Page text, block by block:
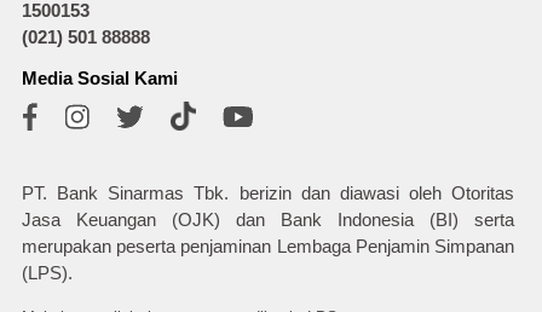
1500153
(021) 501 88888
Media Sosial Kami
PT. Bank Sinarmas Tbk. berizin dan diawasi oleh Otoritas
Jasa Keuangan (OJK) dan Bank Indonesia (BI) serta
merupakan peserta penjaminan Lembaga Penjamin Simpanan
(LPS).